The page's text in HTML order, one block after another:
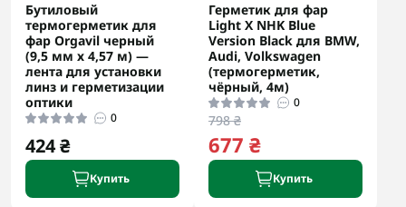
Бутиловый
термогерметик для
фар Orgavil черный
(9,5 мм х 4,57 м) —
лента для установки
линз и герметизации
оптики
0
424 ₴
Купить
Герметик для фар
Light X NHK Blue
Version Black для BMW,
Audi, Volkswagen
(термогерметик,
чёрный, 4м)
0
798 ₴
677 ₴
Купить